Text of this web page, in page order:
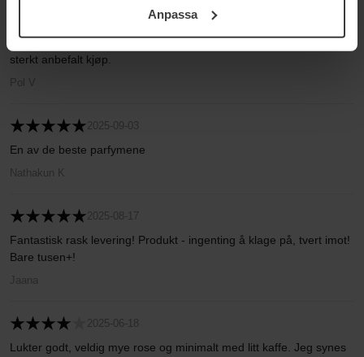
samt vår Integritetspolicy.Anpassa
kvalitet. Avslutningsvis er Café Rose et førsteklasses valg for de
som setter pris på velstrukturerte komposisjoner med personlighet
og et moderne uttrykk innenfor kategorien mørke rosedufter. Et
sterkt anbefalt kjøp.
Pol V
2025-09-03
En av de beste parfymene
Nathakun K
2025-08-17
Fantastisk rask levering! Produkt - ingenting å klage på, tvert imot!
Bare tusen+!
Jaana
2025-06-18
Lukter godt, veldig mye rose og minimalt med litt kaffe. Jeg synes